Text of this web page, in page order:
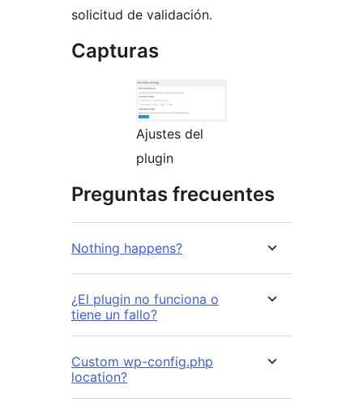
solicitud de validación.
Capturas
Ajustes del
plugin
Preguntas frecuentes
Nothing happens?
¿El plugin no funciona o
tiene un fallo?
Custom wp-config.php
location?